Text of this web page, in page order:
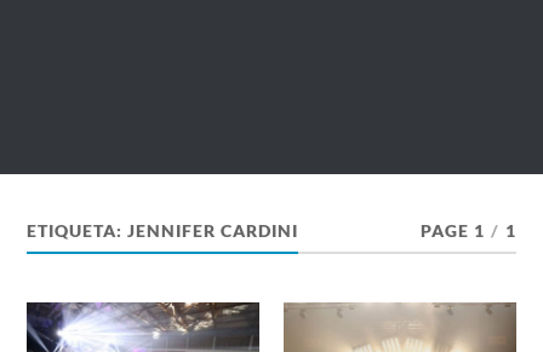
ETIQUETA:JENNIFER CARDINI PAGE 1 / 1